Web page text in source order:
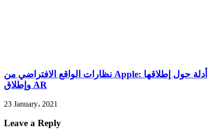
نظارات الواقع الافتراضي من Apple: أدلة حول إطلاقها
وإطلاق AR
23 January، 2021
Leave a Reply